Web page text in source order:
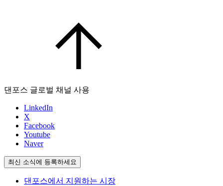
댄포스 글로벌 채널 사용
LinkedIn
X
Facebook
Youtube
Naver
최신 소식에 등록하세요
댄포스에서 지원하는 시장